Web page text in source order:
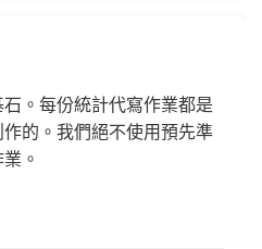
。每份統計代寫作業都是
的。我們絕不使用預先準
。